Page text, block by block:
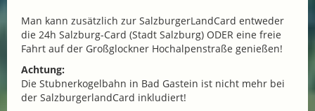
Man kann zusätzlich zur SalzburgerLandCard entweder
die 24h Salzburg-Card (Stadt Salzburg) ODER eine freie
Fahrt auf der Großglockner Hochalpenstraße genießen!
Achtung:
Die Stubnerkogelbahn in Bad Gastein ist nicht mehr bei
der SalzburgerlandCard inkludiert!